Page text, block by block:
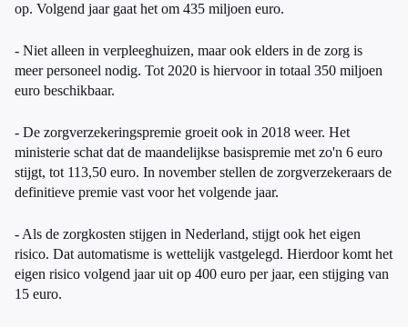
op. Volgend jaar gaat het om 435 miljoen euro.
- Niet alleen in verpleeghuizen, maar ook elders in de zorg is
meer personeel nodig. Tot 2020 is hiervoor in totaal 350 miljoen
euro beschikbaar.
- De zorgverzekeringspremie groeit ook in 2018 weer. Het
ministerie schat dat de maandelijkse basispremie met zo'n 6 euro
stijgt, tot 113,50 euro. In november stellen de zorgverzekeraars de
definitieve premie vast voor het volgende jaar.
- Als de zorgkosten stijgen in Nederland, stijgt ook het eigen
risico. Dat automatisme is wettelijk vastgelegd. Hierdoor komt het
eigen risico volgend jaar uit op 400 euro per jaar, een stijging van
15 euro.